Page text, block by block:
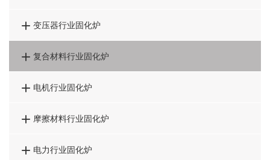
 变压器行业固化炉
 复合材料行业固化炉
 电机行业固化炉
 摩擦材料行业固化炉
 电力行业固化炉